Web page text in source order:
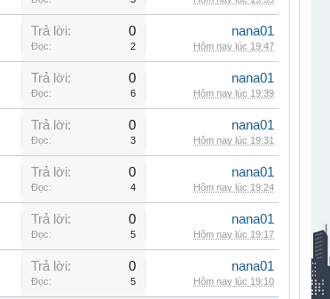
Trả lời: 0
Đọc: 2
nana01
Hôm nay lúc 19:47
Trả lời: 0
Đọc: 6
nana01
Hôm nay lúc 19:39
Trả lời: 0
Đọc: 3
nana01
Hôm nay lúc 19:31
Trả lời: 0
Đọc: 4
nana01
Hôm nay lúc 19:24
Trả lời: 0
Đọc: 5
nana01
Hôm nay lúc 19:17
Trả lời: 0
Đọc: 5
nana01
Hôm nay lúc 19:10